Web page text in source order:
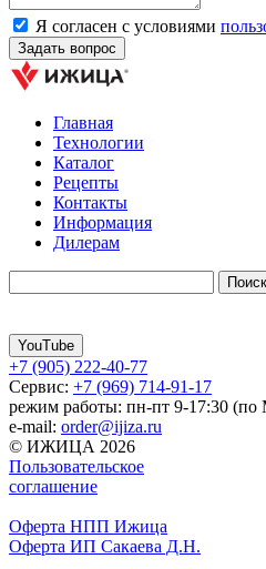
Я согласен с условиями
Главная
Технологии
Каталог
Рецепты
Контакты
Информация
Дилерам
YouTube
+7 (905) 222-40-77
Сервис: +7 (969) 714-91-17
режим работы: пн-пт 9-17:30
e-mail: order@ijiza.ru
© ИЖИЦА 2026
Пользовательское
соглашение
Оферта НПП Ижица
Оферта ИП Сакаева Д.Н.